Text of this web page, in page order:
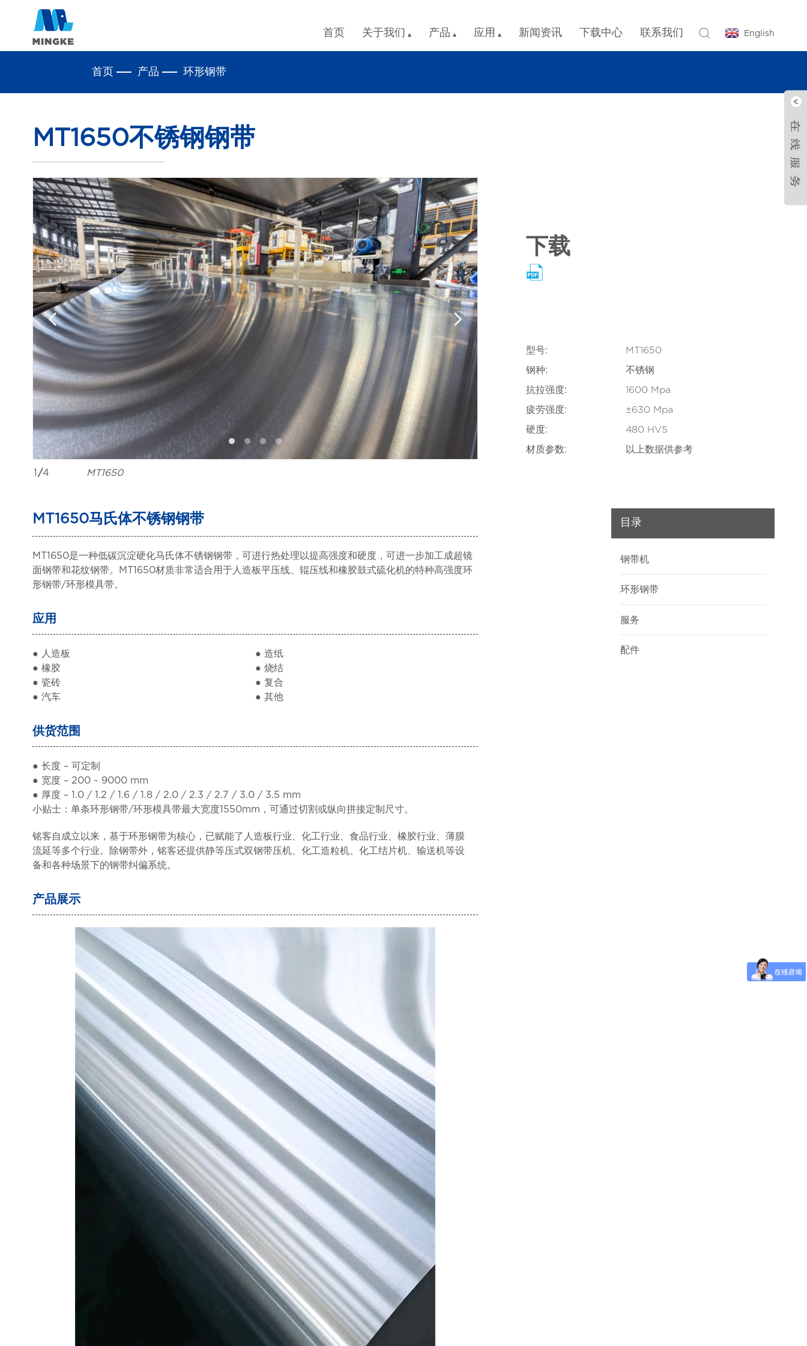
首页 关于我们 产品 应用 新闻资讯 下载中心 联系我们 English
首页 产品 环形钢带
MT1650不锈钢钢带
1 /4 MT1650
下载
型号: MT1650
钢种: 不锈钢
抗拉强度: 1600 Mpa
疲劳强度: ±630 Mpa
硬度: 480 HV5
材质参数: 以上数据供参考
MT1650马氏体不锈钢钢带
MT1650是一种低碳沉淀硬化马氏体不锈钢钢带，可进行热处理以提高强度和硬度，可进一步加工成超镜
面钢带和花纹钢带。
MT1650材质非常适合用于人造板平压线、辊压线和橡胶鼓式硫化机的特种高强度环
形钢带/环形模具带。
应用
● 人造板
● 橡胶
● 瓷砖
● 汽车
● 造纸
● 烧结
● 复合
● 其他
供货范围
● 长度 – 可定制
● 宽度 – 200 ~ 9000 mm
● 厚度 – 1.0 / 1.2 / 1.6 / 1.8 / 2.0 / 2.3 / 2.7 / 3.0 / 3.5 mm
小贴士：单条环形钢带/环形模具带最大宽度1550mm，可通过切割或纵向拼接定制尺寸。
铭客自成立以来，基于环形钢带为核心，已赋能了人造板行业、化工行业、食品行业、橡胶行业、薄膜
流延等多个行业。除钢带外，铭客还提供静等压式双钢带压机、化工造粒机、化工结片机、输送机等设
备和各种场景下的钢带纠偏系统。
产品展示
目录
钢带机
环形钢带
服务
配件